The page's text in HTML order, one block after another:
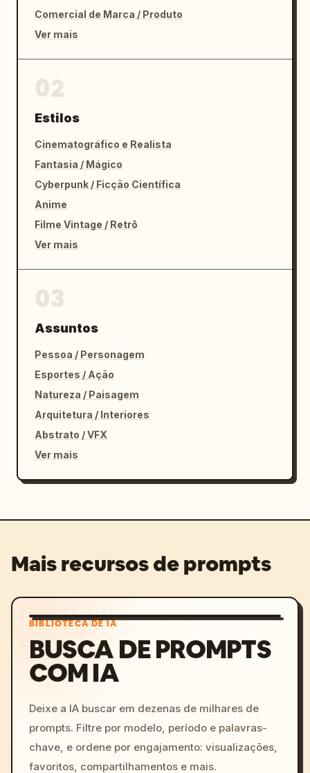
Comercial de Marca / Produto
Ver mais
Estilos
Cinematográfico e Realista
Fantasia / Mágico
Cyberpunk / Ficção Científica
Anime
Filme Vintage / Retrô
Ver mais
Assuntos
Pessoa / Personagem
Esportes / Ação
Natureza / Paisagem
Arquitetura / Interiores
Abstrato / VFX
Ver mais
Mais recursos de prompts
BIBLIOTECA DE IA
BUSCA DE PROMPTS
COM IA
Deixe a IA buscar em dezenas de milhares de
prompts. Filtre por modelo, período e palavras-
chave, e ordene por engajamento: visualizações,
favoritos, compartilhamentos e mais.